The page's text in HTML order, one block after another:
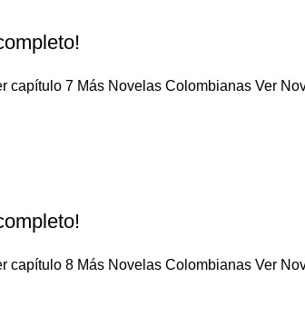
capítulo 7 Más Novelas Colombianas Ver
capítulo 8 Más Novelas Colombianas Ver